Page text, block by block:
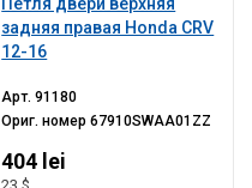
задняя правая Honda CRV
12-16
Арт.91180
Ориг. номер67910SWAA01ZZ
404 lei